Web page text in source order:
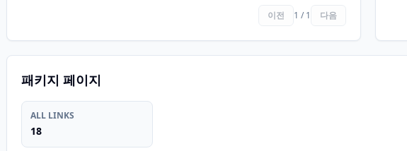
이전 1 / 1 다음
패키지 페이지
ALL LINKS
18